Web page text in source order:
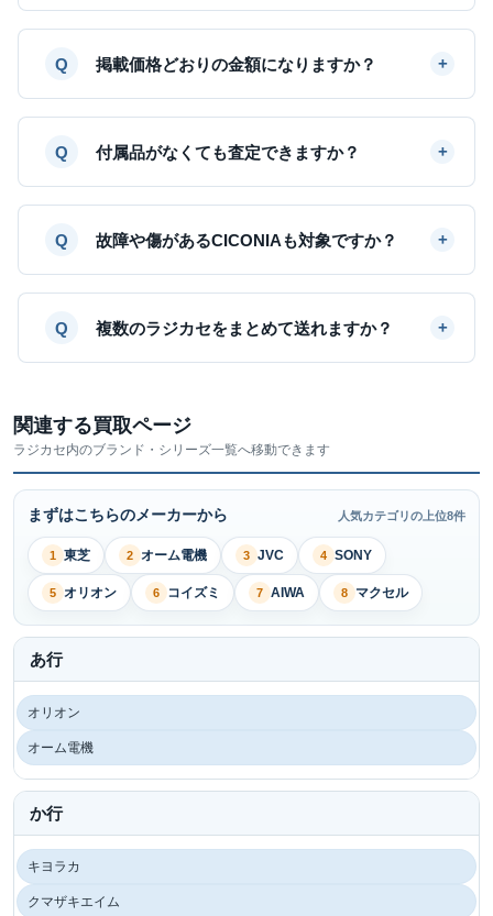
掲載価格どおりの金額になりますか？
付属品がなくても査定できますか？
故障や傷があるCICONIAも対象ですか？
複数のラジカセをまとめて送れますか？
関連する買取ページ
ラジカセ内のブランド・シリーズ一覧へ移動できます
まずはこちらのメーカーから 人気カテゴリの上位8件
1 東芝 2 オーム電機 3 JVC 4 SONY
5 オリオン 6 コイズミ 7 AIWA 8 マクセル
あ行
オリオン
オーム電機
か行
キヨラカ
クマザキエイム